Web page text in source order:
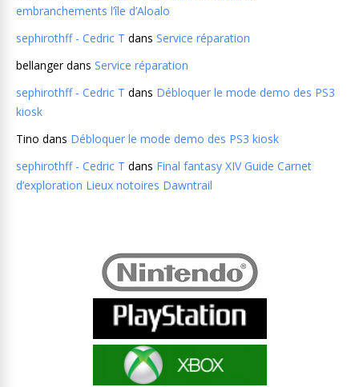
embranchements l’île d’Aloalo
sephirothff - Cedric T dans Service réparation
bellangerdans Service réparation
sephirothff - Cedric T dans Débloquer le mode demo des PS3
kiosk
Tino dans Débloquer le mode demo des PS3 kiosk
sephirothff - Cedric T dans Final fantasy XIV Guide Carnet
d’exploration Lieux notoires Dawntrail